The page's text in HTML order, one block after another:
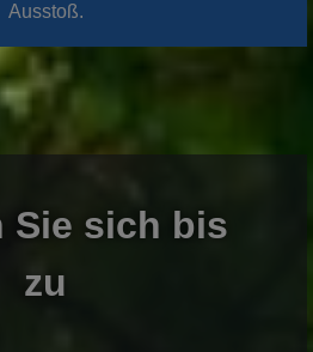
Ausstoß.
Sie sich bis
zu